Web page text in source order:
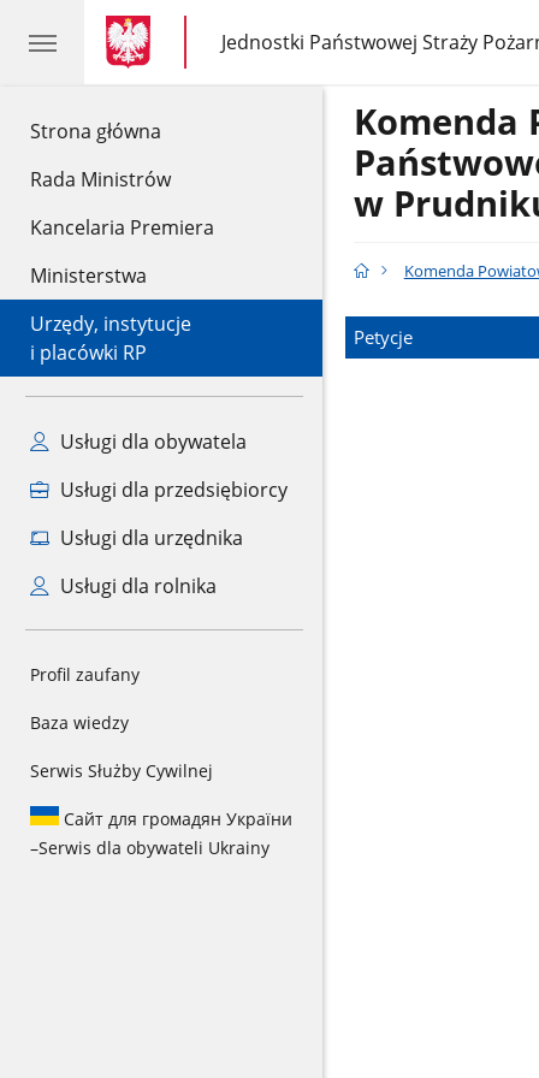
Strona główna
Rada Ministrów
Kancelaria Premiera
Ministerstwa
Urzędy, instytucje
i placówki RP
Usługi dla obywatela
Usługi dla przedsiębiorcy
Usługi dla urzędnika
Usługi dla rolnika
Profil zaufany
Baza wiedzy
Serwis Służby Cywilnej
Сайт для громадян України
–Serwis dla obywateli Ukrainy
gov.pl
gov.pl
Jednostki Państwowej Straży
gov.pl
Jednostki
Państwowej
Komenda
w
Komenda
Petycje